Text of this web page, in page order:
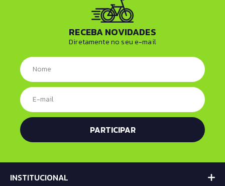
RECEBA NOVIDADES
Diretamente no seu e-mail
INSTITUCIONAL